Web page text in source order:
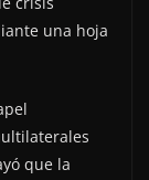
una hoja
que la